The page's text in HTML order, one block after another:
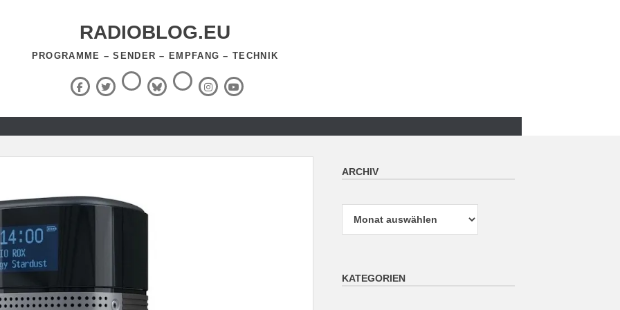
RADIOBLOG.EU
PROGRAMME – SENDER – EMPFANG – TECHNIK
Facebook
X
(Twitter)
ThreadsBlueSky
RSS-
Feed InstagramYouTube
ARCHIV
KATEGORIEN